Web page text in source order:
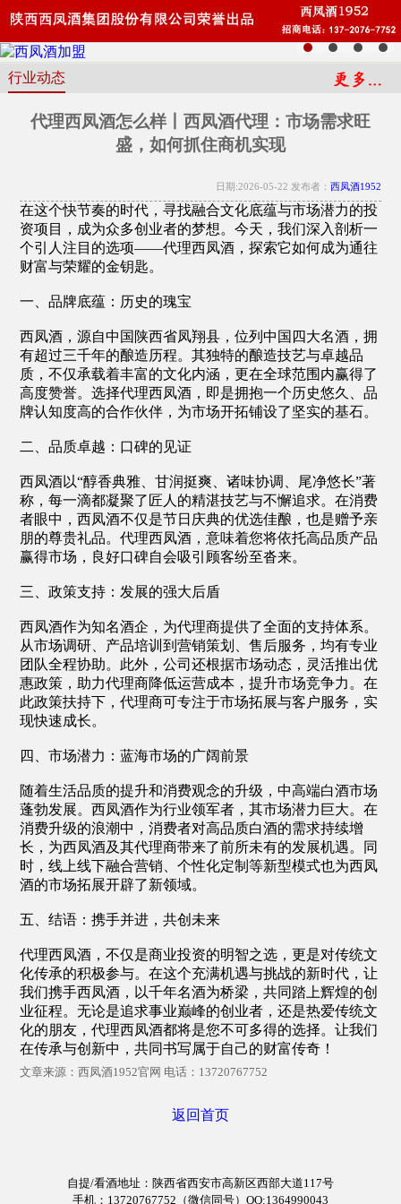
行业动态
代理西凤酒怎么样丨西凤酒代理：市场需求旺
盛，如何抓住商机实现
日期:2026-05-22 发布者： 西凤酒1952
在这个快节奏的时代，寻找融合文化底蕴与市场潜力的投
资项目，成为众多创业者的梦想。今天，我们深入剖析一
个引人注目的选项——代理西凤酒，探索它如何成为通往
财富与荣耀的金钥匙。
一、品牌底蕴：历史的瑰宝
西凤酒，源自中国陕西省凤翔县，位列中国四大名酒，拥
有超过三千年的酿造历程。其独特的酿造技艺与卓越品
质，不仅承载着丰富的文化内涵，更在全球范围内赢得了
高度赞誉。选择代理西凤酒，即是拥抱一个历史悠久、品
牌认知度高的合作伙伴，为市场开拓铺设了坚实的基石。
二、品质卓越：口碑的见证
西凤酒以“醇香典雅、甘润挺爽、诸味协调、尾净悠长”著
称，每一滴都凝聚了匠人的精湛技艺与不懈追求。在消费
者眼中，西凤酒不仅是节日庆典的优选佳酿，也是赠予亲
朋的尊贵礼品。代理西凤酒，意味着您将依托高品质产品
赢得市场，良好口碑自会吸引顾客纷至沓来。
三、政策支持：发展的强大后盾
西凤酒作为知名酒企，为代理商提供了全面的支持体系。
从市场调研、产品培训到营销策划、售后服务，均有专业
团队全程协助。此外，公司还根据市场动态，灵活推出优
惠政策，助力代理商降低运营成本，提升市场竞争力。在
此政策扶持下，代理商可专注于市场拓展与客户服务，实
现快速成长。
四、市场潜力：蓝海市场的广阔前景
随着生活品质的提升和消费观念的升级，中高端白酒市场
蓬勃发展。西凤酒作为行业领军者，其市场潜力巨大。在
消费升级的浪潮中，消费者对高品质白酒的需求持续增
长，为西凤酒及其代理商带来了前所未有的发展机遇。同
时，线上线下融合营销、个性化定制等新型模式也为西凤
酒的市场拓展开辟了新领域。
五、结语：携手并进，共创未来
代理西凤酒，不仅是商业投资的明智之选，更是对传统文
化传承的积极参与。在这个充满机遇与挑战的新时代，让
我们携手西凤酒，以千年名酒为桥梁，共同踏上辉煌的创
业征程。无论是追求事业巅峰的创业者，还是热爱传统文
化的朋友，代理西凤酒都将是您不可多得的选择。让我们
在传承与创新中，共同书写属于自己的财富传奇！
文章来源：西凤酒1952官网 电话：13720767752
返回首页
自提/看酒地址：陕西省西安市高新区西部大道117号
手机：13720767752（微信同号）QQ:1364990043